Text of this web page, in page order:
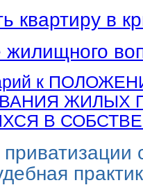
квартиру в
к
ЖИЛЫХ
В